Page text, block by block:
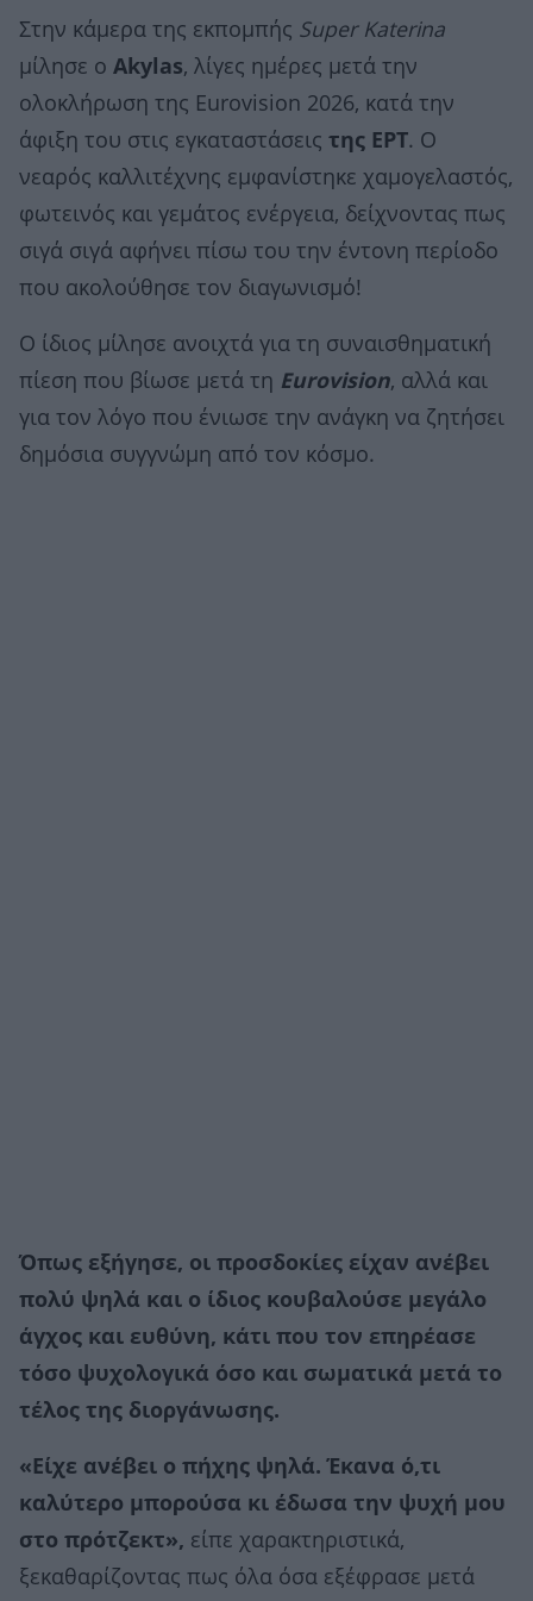
Στην κάμερα της εκπομπής Super Katerina
μίλησε ο Akylas, λίγες ημέρες μετά την
ολοκλήρωση της Eurovision 2026, κατά την
άφιξη του στις εγκαταστάσεις της ΕΡΤ. Ο
νεαρός καλλιτέχνης εμφανίστηκε χαμογελαστός,
φωτεινός και γεμάτος ενέργεια, δείχνοντας πως
σιγά σιγά αφήνει πίσω του την έντονη περίοδο
που ακολούθησε τον διαγωνισμό!
Ο ίδιος μίλησε ανοιχτά για τη συναισθηματική
πίεση που βίωσε μετά τη Eurovision, αλλά και
για τον λόγο που ένιωσε την ανάγκη να ζητήσει
δημόσια συγγνώμη από τον κόσμο.
Όπως εξήγησε, οι προσδοκίες είχαν ανέβει
πολύ ψηλά και ο ίδιος κουβαλούσε μεγάλο
άγχος και ευθύνη, κάτι που τον επηρέασε
τόσο ψυχολογικά όσο και σωματικά μετά το
τέλος της διοργάνωσης.
«Είχε ανέβει ο πήχης ψηλά. Έκανα ό,τι
καλύτερο μπορούσα κι έδωσα την ψυχή μου
στο πρότζεκτ», είπε χαρακτηριστικά,
ξεκαθαρίζοντας πως όλα όσα εξέφρασε μετά